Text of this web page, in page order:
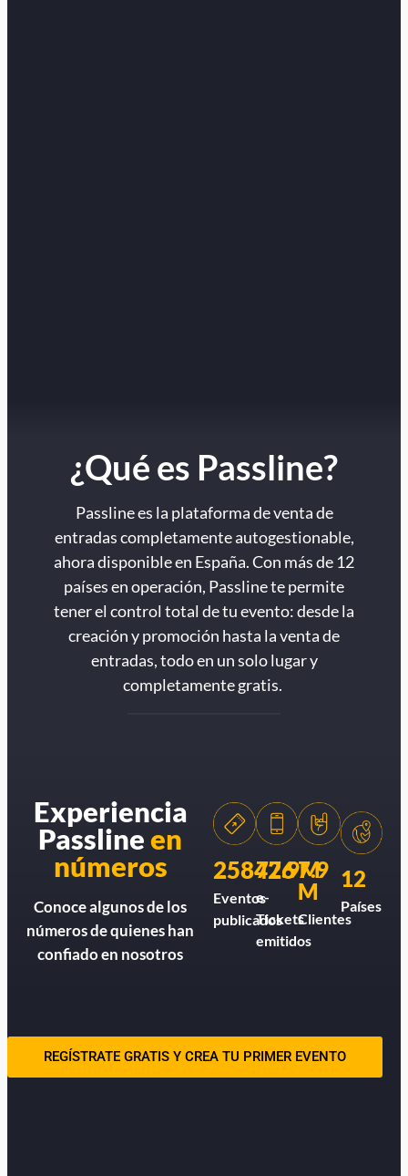
¿Qué es Passline?
Passline es la plataforma de venta de
entradas completamente autogestionable,
ahora disponible en España. Con más de 12
países en operación, Passline te permite
tener el control total de tu evento: desde la
creación y promoción hasta la venta de
entradas, todo en un solo lugar y
completamente gratis.
Experiencia
Passlineen
números
Conoce algunos de los
números de quienes han
confiado en nosotros
258426
Eventos
publicados
77.9M
e-
Tickets
emitidos
7.9
M
Clientes
12
Países
REGÍSTRATE GRATIS Y CREA TU PRIMER EVENTO